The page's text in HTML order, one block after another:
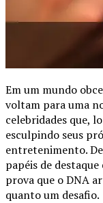
Em um mundo
voltam para uma
celebridades que,
esculpindo seus
entretenimento.
papéis de
prova que o DNA
quanto um desafio.